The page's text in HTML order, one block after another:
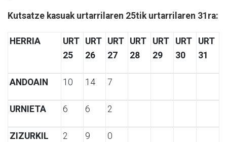
Kutsatze kasuak urtarrilaren 25tik urtarrilaren 31ra:
HERRIA
URT
25
URT
26
URT
27
URT
28
URT
29
URT
30
URT
31
ANDOAIN 10 14 7
URNIETA 6 6 2
ZIZURKIL 2 9 0